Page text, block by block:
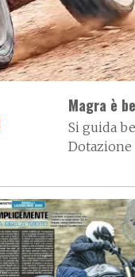
Magra è
Si guida
Dotazione